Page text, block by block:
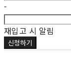
-
재입고 시 알림
신청하기